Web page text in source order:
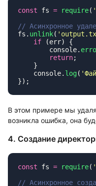
const fs = require( '
fs. unlink( '
    if
        console.
        return
    console.
log( '
В этом примере мы
возникла ошибка, она
4. Создание
const fs = require( '